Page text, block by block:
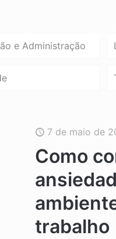
e Administração
7 de maio de
Como
trabalho